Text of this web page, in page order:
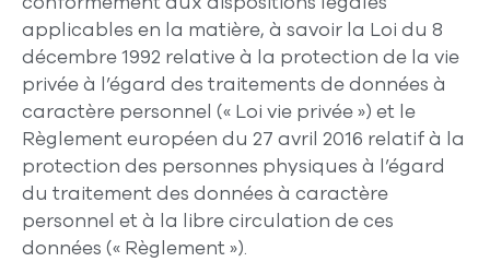
applicables en la matière, à savoir la Loi du 8
décembre 1992 relative à la protection de la vie
privée à l’égard des traitements de données à
caractère personnel (« Loi vie privée») et le
Règlement européen du 27 avril 2016 relatif à la
protection des personnes physiques à l’égard
du traitement des données à caractère
personnel et à la libre circulation de ces
données (« Règlement»).